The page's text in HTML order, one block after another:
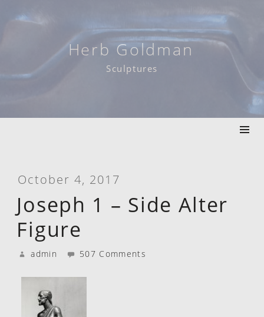
Herb Goldman
Sculptures
October 4, 2017
Joseph 1 – Side Alter
Figure
admin 507 Comments